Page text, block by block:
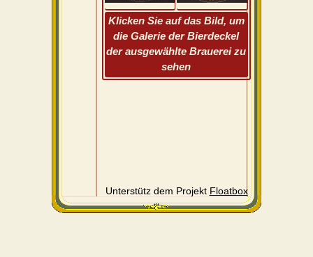
Klicken Sie auf das Bild, um
die Galerie der Bierdeckel
der ausgewählte Brauerei zu
sehen
Unterstütz dem Projekt Floatbox